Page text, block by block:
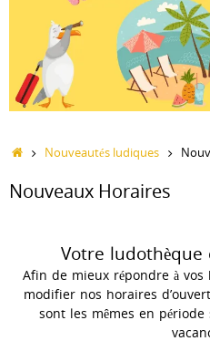
AccueilNouveautés ludiques
Nouveaux Horaires
Votre ludothèque
Afin de mieux répondre à vos
modifier nos horaires
sont les mêmes en